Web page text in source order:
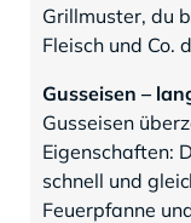
Grillmuster, du
Fleisch und Co.
Gusseisen –
Gusseisen
Eigenschaften:
schnell und
Feuerpfanne